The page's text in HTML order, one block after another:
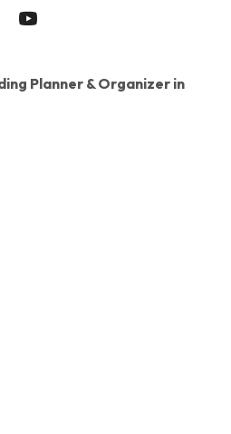
Planner & Organizer in